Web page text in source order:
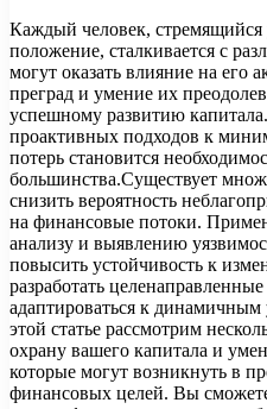
Каждый человек, стремящийся
положение, сталкивается с
могут оказать влияние на его
преград и умение их
успешному развитию
проактивных подходов к
потерь становится
большинства.Существует
снизить вероятность
на финансовые потоки.
анализу и выявлению
повысить устойчивость к
разработать
адаптироваться к
этой статье рассмотрим
охрану вашего капитала и
которые могут возникнуть в
финансовых целей. Вы